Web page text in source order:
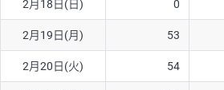
2月18日(日) 0
2月19日(月) 53
2月20日(火) 54